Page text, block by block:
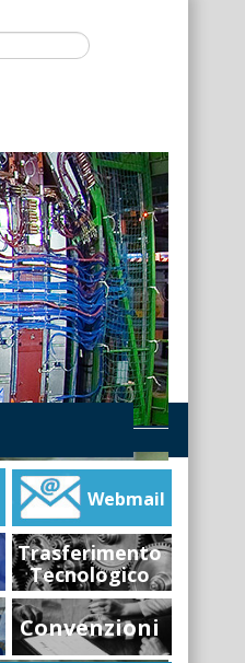
Webmail
Trasferimento
Tecnologico
Convenzioni